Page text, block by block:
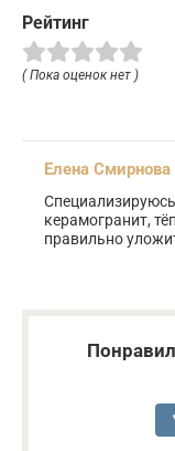
Рейтинг
( Пока оценок нет )
Елена Смирнова
керамогранит,
правильно